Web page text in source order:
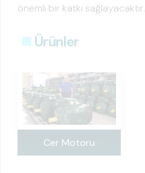
önemli bir katkı sağlayacaktır.
Ürünler
Cer Motoru